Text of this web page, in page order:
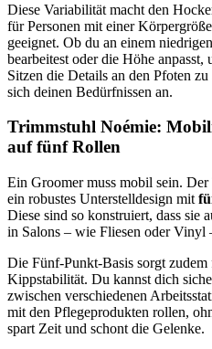
Diese Variabilität macht den
für Personen mit einer
geeignet. Ob du an einem
bearbeitest oder die Höhe
Sitzen die Details an den Pfoten
sich deinen Bedürfnissen an.
Trimmstuhl Noémie:
auf fünf Rollen
Ein Groomer muss mobil sein.
ein robustes Unterstelldesign mit
Diese sind so konstruiert, dass sie
in Salons – wie Fliesen oder Vinyl
Die Fünf-Punkt-Basis sorgt zudem
Kippstabilität. Du kannst dich
zwischen verschiedenen
mit den Pflegeprodukten rollen,
spart Zeit und schont die Gelenke.